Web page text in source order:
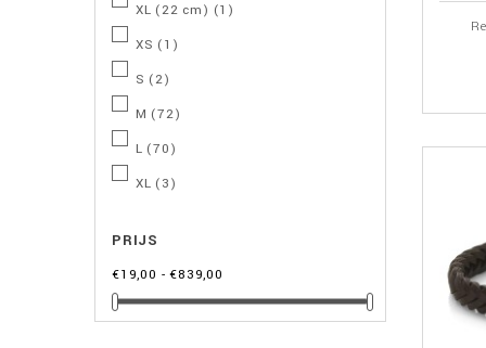
XL (22 cm) (1)
XS (1)
S (2)
M (72)
L (70)
XL (3)
PRIJS
€19,00 - €839,00